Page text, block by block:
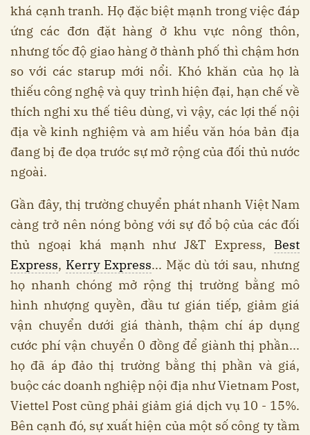
khá cạnh tranh. Họ đặc biệt mạnh trong việc đáp
ứng các đơn đặt hàng ở khu vực nông thôn,
nhưng tốc độ giao hàng ở thành phố thì chậm hơn
so với các starup mới nổi. Khó khăn của họ là
thiếu công nghệ và quy trình hiện đại, hạn chế về
thích nghi xu thế tiêu dùng, vì vậy, các lợi thế nội
địa về kinh nghiệm và am hiểu văn hóa bản địa
đang bị đe dọa trước sự mở rộng của đối thủ nước
ngoài.
Gần đây, thị trường chuyển phát nhanh Việt Nam
càng trở nên nóng bỏng với sự đổ bộ của các đối
thủ ngoại khá mạnh như J&T Express, Best
Express, Kerry Express... Mặc dù tới sau, nhưng
họ nhanh chóng mở rộng thị trường bằng mô
hình nhượng quyền, đầu tư gián tiếp, giảm giá
vận chuyển dưới giá thành, thậm chí áp dụng
cước phí vận chuyển 0 đồng để giành thị phần...
họ đã áp đảo thị trường bằng thị phần và giá,
buộc các doanh nghiệp nội địa như Vietnam Post,
Viettel Post cũng phải giảm giá dịch vụ 10 - 15%.
Bên cạnh đó, sự xuất hiện của một số công ty tầm